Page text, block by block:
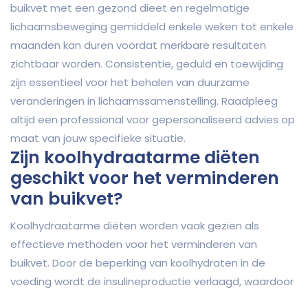
buikvet met een gezond dieet en regelmatige
lichaamsbeweging gemiddeld enkele weken tot enkele
maanden kan duren voordat merkbare resultaten
zichtbaar worden. Consistentie, geduld en toewijding
zijn essentieel voor het behalen van duurzame
veranderingen in lichaamssamenstelling. Raadpleeg
altijd een professional voor gepersonaliseerd advies op
maat van jouw specifieke situatie.
Zijn koolhydraatarme diëten
geschikt voor het verminderen
van buikvet?
Koolhydraatarme diëten worden vaak gezien als
effectieve methoden voor het verminderen van
buikvet. Door de beperking van koolhydraten in de
voeding wordt de insulineproductie verlaagd, waardoor